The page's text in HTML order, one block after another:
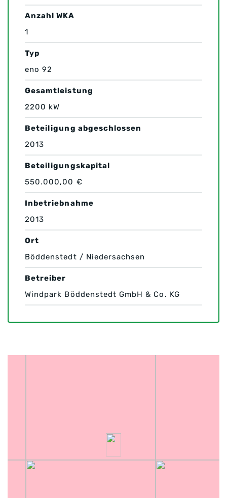
Anzahl WKA
1
Typ
eno 92
Gesamtleistung
2200 kW
Beteiligung abgeschlossen
2013
Beteiligungskapital
550.000,00 €
Inbetriebnahme
2013
Ort
Böddenstedt / Niedersachsen
Betreiber
Windpark Böddenstedt GmbH & Co. KG